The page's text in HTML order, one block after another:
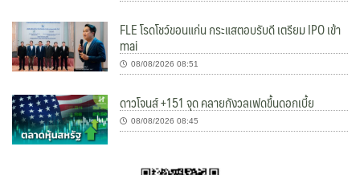
FLE โรดโชว์ขอนแก่น กระแสตอบรับดี เตรียม IPO เข้า
mai
08/08/2026 08:51
ดาวโจนส์ +151 จุด คลายกังวลเฟดขึ้นดอกเบี้ย
08/08/2026 08:45